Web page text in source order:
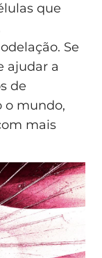
que
Se
ajudar a
de
o mundo,
mais